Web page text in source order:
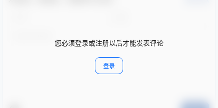
您必须登录或注册以后才能发表评论
登录